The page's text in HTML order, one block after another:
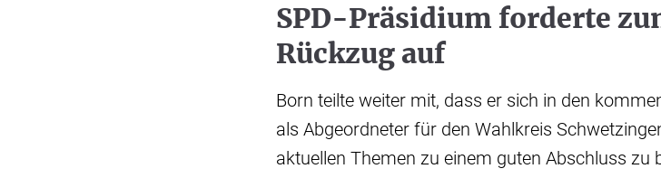
SPD-Präsidium forderte
Rückzug auf
Born teilte weiter mit, dass er sich in den
als Abgeordneter für den Wahlkreis
aktuellen Themen zu einem guten Abschluss zu